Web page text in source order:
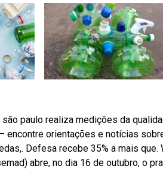
paulo realiza medições da
orientações e notícias
Defesa recebe 35% a mais
abre, no dia 16 de outubro, o